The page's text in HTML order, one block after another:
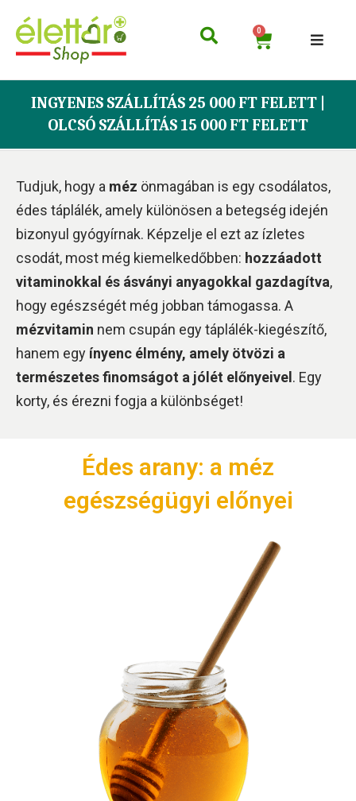
0
INGYENES SZÁLLÍTÁS 25 000 FT FELETT |
OLCSÓ SZÁLLÍTÁS 15 000 FT FELETT
Tudjuk, hogy a méz önmagában is egy csodálatos,
édes táplálék, amely különösen a betegség idején
bizonyul gyógyírnak. Képzelje el ezt az ízletes
csodát, most még kiemelkedőbben: hozzáadott
vitaminokkal és ásványi anyagokkal gazdagítva,
hogy egészségét még jobban támogassa. A
mézvitamin nem csupán egy táplálék-kiegészítő,
hanem egy ínyenc élmény, amely ötvözi a
természetes finomságot a jólét előnyeivel . Egy
korty, és érezni fogja a különbséget!
Édes arany: a méz
egészségügyi előnyei